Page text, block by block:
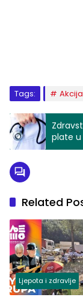
Tags: Akcija
plate u
Related
Ljepota i zdravlje